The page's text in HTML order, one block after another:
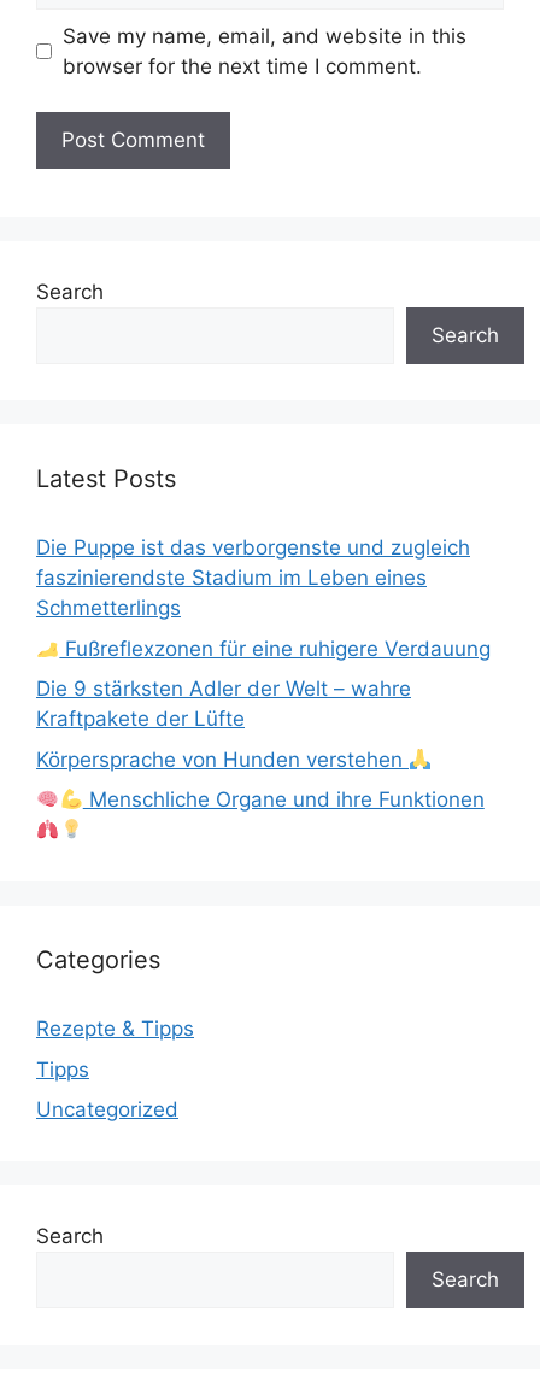
Save my name, email, and website in this
browser for the next time I comment.
Search
Search
Latest Posts
Die Puppe ist das verborgenste und zugleich
faszinierendste Stadium im Leben eines
Schmetterlings
Fußreflexzonen für eine ruhigere Verdauung
Die 9 stärksten Adler der Welt – wahre
Kraftpakete der Lüfte
Körpersprache von Hunden verstehen
Menschliche Organe und ihre Funktionen
Categories
Rezepte & Tipps
Tipps
Uncategorized
Search
Search